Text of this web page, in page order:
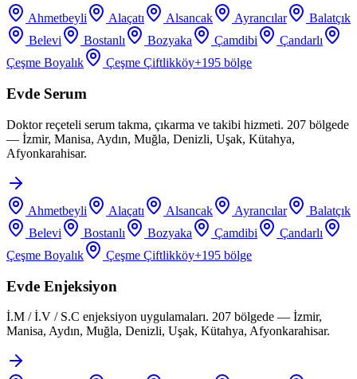
Ahmetbeyli Alaçatı Alsancak Ayrancılar
Balatçık
Belevi
Bostanlı Bozyaka Çamdibi
Çandarlı
Çeşme Boyalık
Çeşme Çiftlikköy+195 bölge
Evde Serum
Doktor reçeteli serum takma, çıkarma ve takibi hizmeti. 207 bölgede
— İzmir, Manisa, Aydın, Muğla, Denizli, Uşak, Kütahya,
Afyonkarahisar.
Ahmetbeyli Alaçatı Alsancak Ayrancılar
Balatçık
Belevi
Bostanlı Bozyaka Çamdibi
Çandarlı
Çeşme Boyalık
Çeşme Çiftlikköy+195 bölge
Evde Enjeksiyon
İ.M / İ.V / S.C enjeksiyon uygulamaları. 207 bölgede — İzmir,
Manisa, Aydın, Muğla, Denizli, Uşak, Kütahya, Afyonkarahisar.